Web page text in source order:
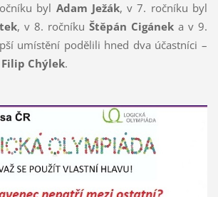
byl Adam Ježák, v 7. ročníku byl
, v 8. ročníkuŠtěpán Cigánek a v 9.
umístění podělili hned dva účastníci –
Filip Chýlek.